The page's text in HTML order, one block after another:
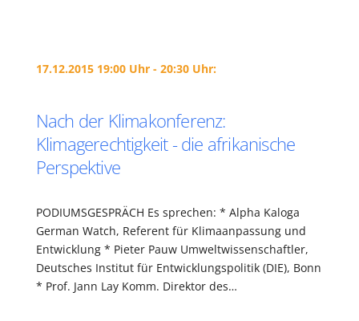
17.12.2015 19:00 Uhr - 20:30 Uhr:
Nach der Klimakonferenz:
Klimagerechtigkeit - die afrikanische
Perspektive
PODIUMSGESPRÄCH Es sprechen: * Alpha Kaloga
German Watch, Referent für Klimaanpassung und
Entwicklung * Pieter Pauw Umweltwissenschaftler,
Deutsches Institut für Entwicklungspolitik (DIE), Bonn
* Prof. Jann Lay Komm. Direktor des…